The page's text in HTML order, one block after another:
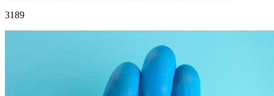
3189